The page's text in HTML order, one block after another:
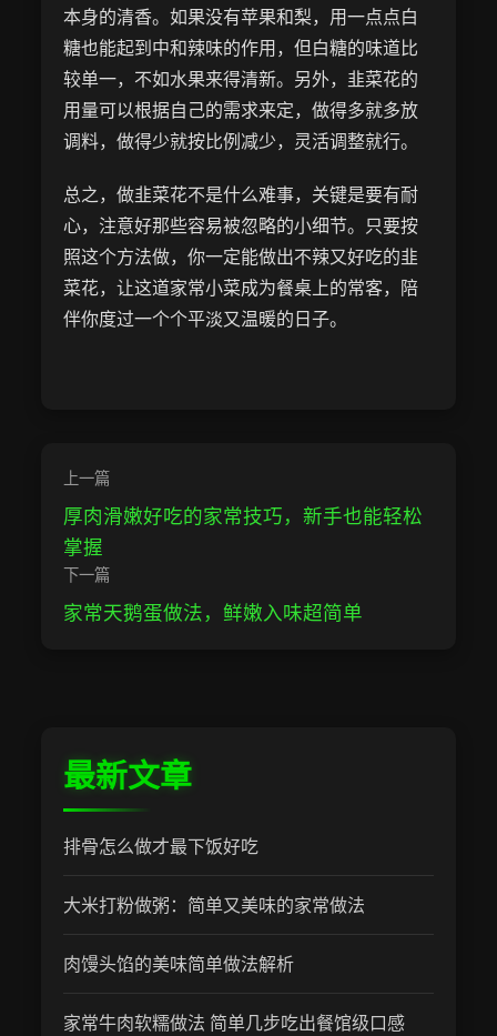
本身的清香。如果没有苹果和梨，用一点点白
糖也能起到中和辣味的作用，但白糖的味道比
较单一，不如水果来得清新。另外，韭菜花的
用量可以根据自己的需求来定，做得多就多放
调料，做得少就按比例减少，灵活调整就行。
总之，做韭菜花不是什么难事，关键是要有耐
心，注意好那些容易被忽略的小细节。只要按
照这个方法做，你一定能做出不辣又好吃的韭
菜花，让这道家常小菜成为餐桌上的常客，陪
伴你度过一个个平淡又温暖的日子。
上一篇
厚肉滑嫩好吃的家常技巧，新手也能轻松
掌握
下一篇
家常天鹅蛋做法，鲜嫩入味超简单
最新文章
排骨怎么做才最下饭好吃
大米打粉做粥：简单又美味的家常做法
肉馒头馅的美味简单做法解析
家常牛肉软糯做法 简单几步吃出餐馆级口感